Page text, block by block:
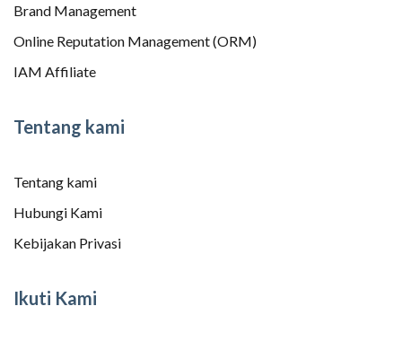
Brand Management
Online Reputation Management (ORM)
IAM Affiliate
Tentang kami
Tentang kami
Hubungi Kami
Kebijakan Privasi
Ikuti Kami